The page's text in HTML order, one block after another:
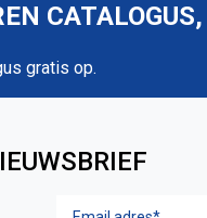
CATALOGUS,
gratis op.
Email